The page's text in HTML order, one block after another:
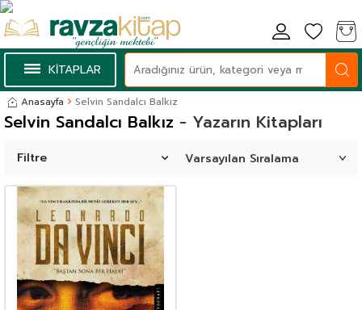
KİTAPLAR
Anasayfa Selvin Sandalcı Balkız
- Yazarın Kitapları
Selvin Sandalcı Balkız
Filtre